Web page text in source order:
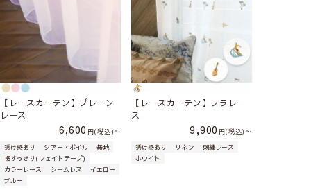
2,550円～
昼も夜も外から透けに
くく
、高機能な当店人
気のレースカーテン
花粉キャッチ
2,550円～
7色から選べる
透けにくい
、帝人エコ
リエの糸を使用したカ
ラーレースカーテン
遮像 ミラー UVカット
保温 洗濯機
2,550円～
機能のバランスと使いや
すさで、多くのお客様に
選ばれている人気No.1
レースカーテン
防炎 ミラー
保温 洗濯機
3,800円～
UVカット率99％で紫外
線をしっかりカットし、
遮熱・保温機能で快適な
室内環境をサポート
UVカット99
保温 洗濯機
【レースカーテン】プレーン
レース
6,600 税込 〜
透け感あり
シアー・ボイル
無地
裾すっきり(ウェイトテープ)
カラーレース
シームレス
イエロー
ブルー
【レースカーテン】フラレー
ス
9,900 税込 〜
透け感あり
リネン
刺繍レース
ホワイト